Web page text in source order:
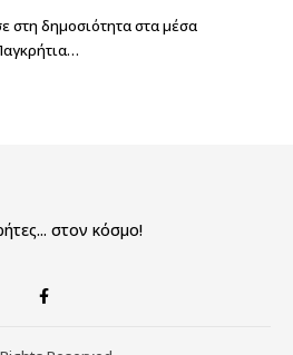
στη δημοσιότητα στα μέσα